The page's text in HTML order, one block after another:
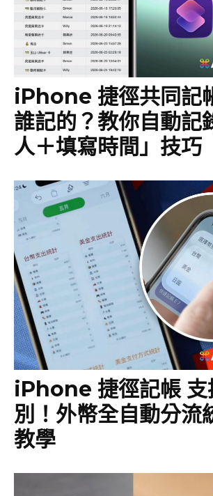
iPhone 捷徑共同記
誰記的？教你自動記
人＋填寫時間」技巧
iPhone 捷徑記帳 支
別！外幣全自動分流
教學